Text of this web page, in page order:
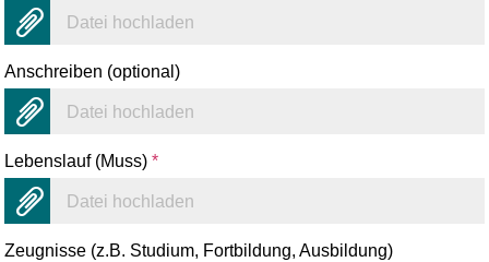
Datei hochladen
Anschreiben (optional)
Datei hochladen
Lebenslauf (Muss)*
Datei hochladen
Zeugnisse (z.B. Studium, Fortbildung, Ausbildung)